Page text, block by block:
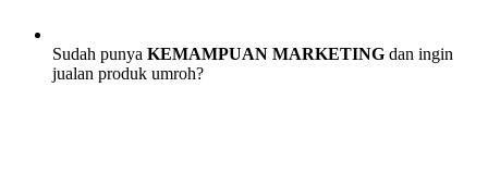
Sudah punya KEMAMPUAN MARKETING dan ingin
jualan produk umroh?